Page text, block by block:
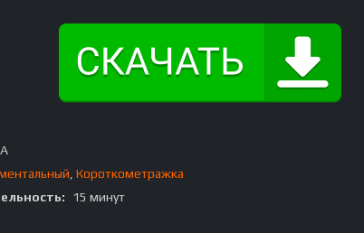
Короткометражка
15 минут